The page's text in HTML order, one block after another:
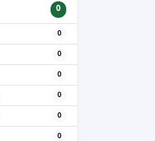
0
0
0
0
0
0
0